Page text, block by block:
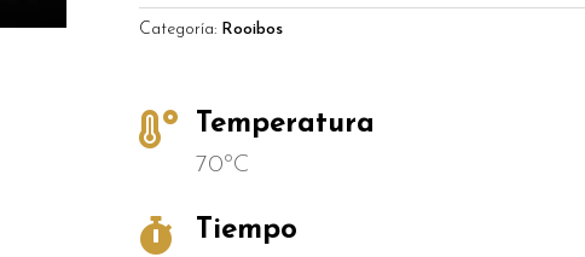
Categoría: Rooibos
 Temperatura
70ºC
 Tiempo